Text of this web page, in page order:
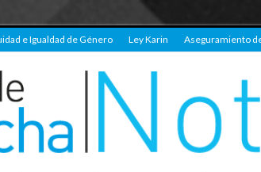
e Igualdad de Género Ley Karin Aseguramiento